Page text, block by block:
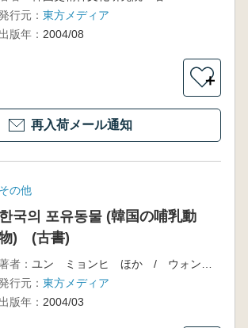
行元： 東方メディア
出版年： 2004/08
＋
再入荷メール通知
その他
한국의 포유동물 (韓国の哺乳動
) (古書)
者：
行元： 東方メディア
出版年： 2004/03